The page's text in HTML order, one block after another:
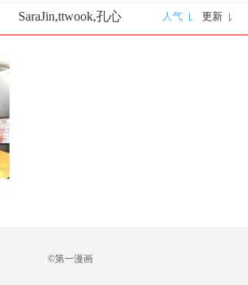
SaraJin,ttwook,孔心 人气 更新
©第一漫画